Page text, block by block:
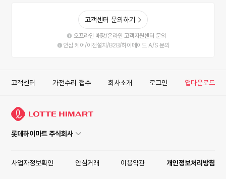
고객센터 문의하기
오프라인 매장/온라인 고객지원센터 문의
안심 케어/이전설치/B2B/하이메이드 A/S 문의
고객센터 가전수리 접수 회사소개 로그인 앱다운로드
롯데하이마트 주식회사
사업자정보확인 안심거래 이용약관 개인정보처리방침